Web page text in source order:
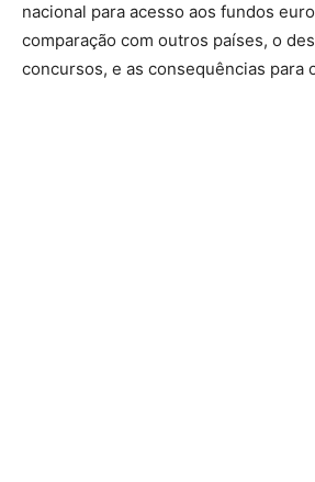
nacional para acesso aos fundos
comparação com outros países, o
concursos, e as consequências para